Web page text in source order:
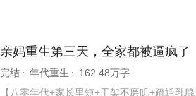
亲妈重生第三天，全家都被逼疯了
完结 年代重生
162.48万字
【八零年代+家长里短+干架不磨叽+疏通乳